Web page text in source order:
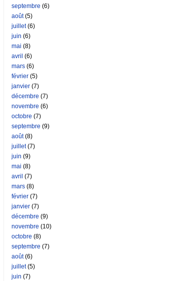
septembre (6)
août(5)
juillet(6)
juin (6)
mai (8)
avril (6)
mars (6)
février (5)
janvier (7)
décembre (7)
novembre (6)
octobre (7)
septembre (9)
août(8)
juillet(7)
juin (9)
mai (8)
avril (7)
mars (8)
février (7)
janvier (7)
décembre (9)
novembre (10)
octobre (8)
septembre (7)
août(6)
juillet(5)
juin (7)